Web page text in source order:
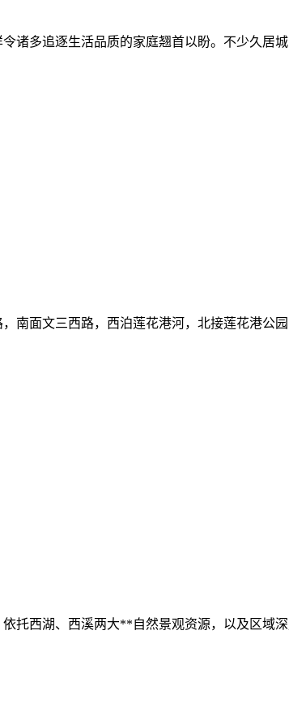
诸多追逐生活品质的家庭翘首以盼。不少久居
南面文三西路，西泊莲花港河，北接莲花港公
托西湖、西溪两大**自然景观资源，以及区域